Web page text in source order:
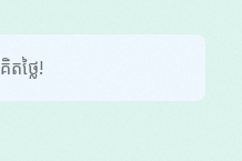
ថ្លៃ!